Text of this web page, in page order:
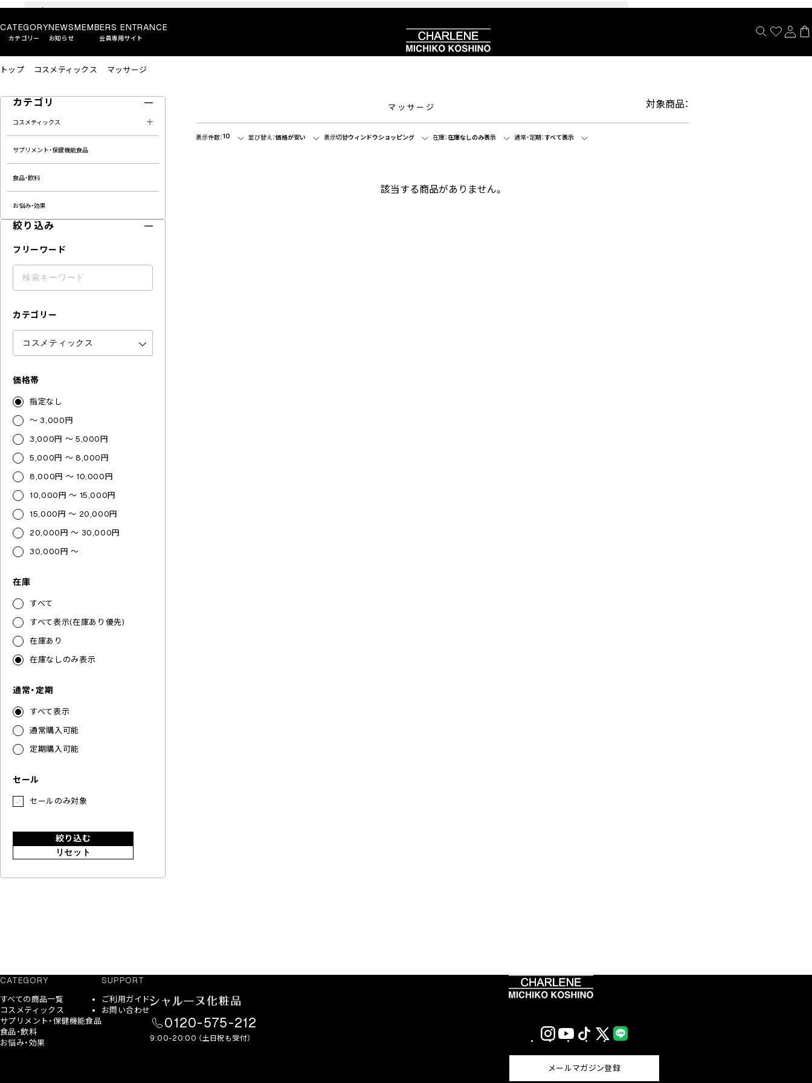
CATEGORY
カテゴリー
NEWS
お知らせ
MEMBERS ENTRANCE
会員専用サイト
トップ コスメティックス マッサージ
カテゴリ
コスメティックス
サプリメント・保健機能食品
食品・飲料
お悩み・効果
絞り込み
フリーワード
カテゴリー
価格帯
指定なし
～ 3,000円
3,000円 ～ 5,000円
5,000円 ～ 8,000円
8,000円 ～ 10,000円
10,000円 ～ 15,000円
15,000円 ～ 20,000円
20,000円 ～ 30,000円
30,000円 ～
在庫
すべて
すべて表示(在庫あり優先)
在庫あり
在庫なしのみ表示
通常・定期
すべて表示
通常購入可能
定期購入可能
セール
セールのみ対象
絞り込む
リセット
マッサージ 対象商品：
表示件数：10 並び替え：価格が安い 表示切替ウィンドウショッピング 在庫：在庫なしのみ表示 通常・定期：すべて表示
該当する商品がありません。
CATEGORY
すべての商品一覧
コスメティックス
サプリメント・保健機能食品
食品・飲料
お悩み・効果
SUPPORT
ご利用ガイド
お問い合わせ
0120-575-212
9:00-20:00 （土日祝も受付）
InstagramYouTubeTikTok X
(Twitter)
メールマガジン登録